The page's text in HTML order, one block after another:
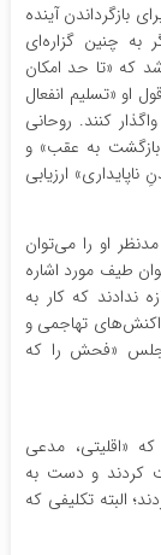
بازگرداندن آینده
به چنین گزاره‌ای
که «تا حد امکان
او «تسلیم انفعال
کنند. روحانی
به عقب» و
ارزیابی
او را می‌توان
طیف مورد اشاره
ندادند که کار به
تهاجمی و
«فحش را که
«اقلیتی، مدعی
کردند و دست به
البته تکلیفی که